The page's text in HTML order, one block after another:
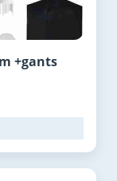
+gants